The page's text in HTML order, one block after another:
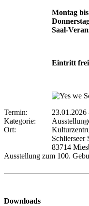
Montag
Saal-
Eintritt frei
Termin: 23.01.2026
Kategorie:
Ort:
Schlierseer
83714
Ausstellung zum 100.
Downloads